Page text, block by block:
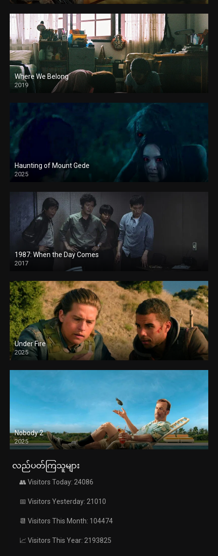
Where We Belong
2019
Haunting of Mount Gede
2025
1987: When the Day Comes
2017
Under Fire
2025
Nobody 2
2025
လည်ပတ်ကြသူများ
👥 Visitors Today: 24086
📅 Visitors Yesterday: 21010
📆 Visitors This Month: 104474
📈 Visitors This Year: 2193825